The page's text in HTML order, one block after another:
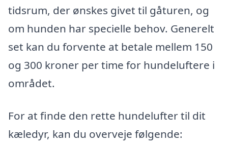
tidsrum, der ønskes givet til gåturen, og
om hunden har specielle behov. Generelt
set kan du forvente at betale mellem 150
og 300 kroner per time for hundeluftere i
området.
For at finde den rette hundelufter til dit
kæledyr, kan du overveje følgende: